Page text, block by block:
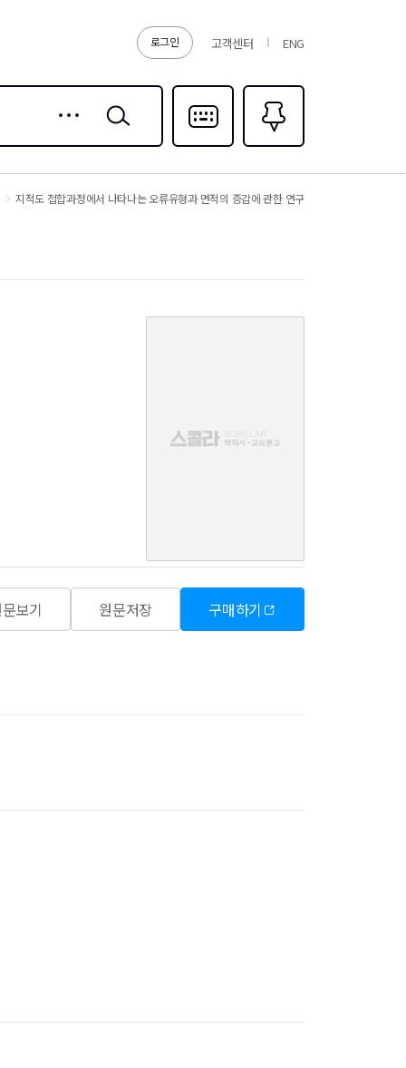
로그인 고객센터 ENG
검색
다국어입력
즐겨찾기0
지적도 접합과정에서 나타나는 오류유형과 면적의 증감에 관한 연구
보기 원문저장 구매하기